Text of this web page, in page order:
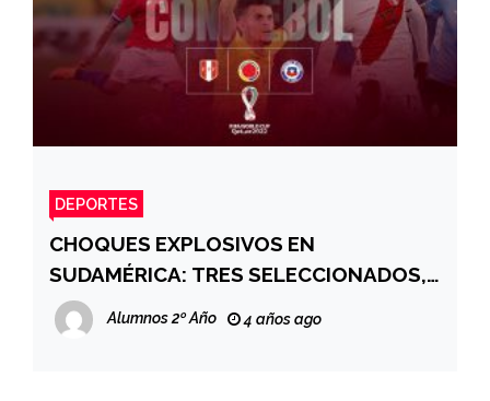
DEPORTES
CHOQUES EXPLOSIVOS EN
SUDAMÉRICA: TRES SELECCIONADOS,
UNO SOLO JUGARÁ EL REPECHAJE.
Alumnos 2º Año 4 años ago